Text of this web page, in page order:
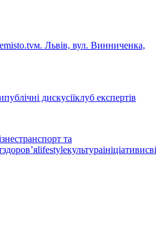
м. Львів, вул. Винниченка,
публічні дискусіїклуб експертів
транспорт та
здоровʼяlifestyleкультураініціативи